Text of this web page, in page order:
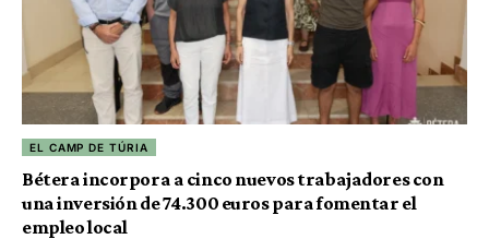
EL CAMP DE TÚRIA
Bétera incorpora a cinco nuevos trabajadores con
una inversión de 74.300 euros para fomentar el
empleo local